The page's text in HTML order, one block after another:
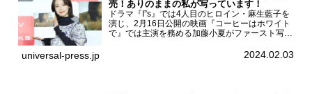
売！ありのままの私が写っています！
ドラマ『I”s』では4人目のヒロイン・麻生藍子を
演じ、2月16日公開の映画『コーヒーはホワイト
で』では主演を務める加藤小夏がファースト写真
記念イベントをHMV＆BOOKS SHIBUYAで開催
universal-press.jp 2024.02.03